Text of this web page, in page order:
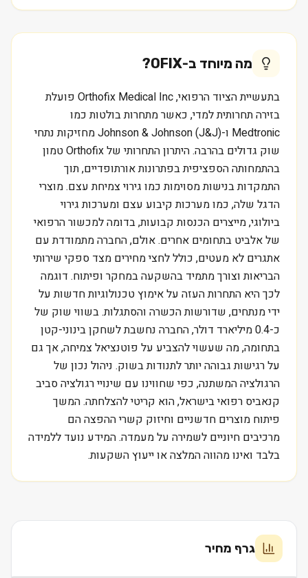
מה מיוחד ב-OFIX
?
בתעשיית הציוד הרפואי, Orthofix Medical Inc פועלת
בזירה תחרותית למדי, כאשר מתחרות בולטות כמו
Medtronic ו-Johnson & Johnson (J&J) מחזיקות נתחי
שוק גדולים בהרבה. היתרון התחרותי של Orthofix טמון
בהתמחותה הספציפית בפתרונות אורתופדיים, תוך
התמקדות בנישות מסוימות כמו גירוי צמיחת עצם. מוצרי
הדגל שלה, כמו מערכות קיבוע עצם ומערכות גירוי
ביולוגי, מייצרים הכנסות קבועות, בדומה למכשור הרפואי
של אלביט בתחומים אחרים. אולם, החברה מתמודדת עם
אתגרים לא מעטים, כולל לחצי מחירים מצד ספקי שירותי
הבריאות וצורך מתמיד בהשקעה במחקר ופיתוח. דוגמה
לכך היא התחרות העזה על אימוץ טכנולוגיות חדשות על
ידי מנתחים, שדורשות הכשרה והסתגלות. בשווי שוק של
כ-0.4 מיליארד דולר, החברה נחשבת לשחקן בינוני-קטן
בתחומה, מה שעשוי להצביע על פוטנציאל צמיחה, אך גם
על רגישות גבוהה יותר לתנודות בשוק. ניהול נכון של
הרגולציה המשתנה, כפי שחווינו עם שינויי רגולציה סביב
קנאביס רפואי בישראל, הוא קריטי להצלחתה. המשך
פיתוח מוצרים חדשניים וחיזוק קשרי ההפצה הם
מרכיבים חיוניים לשמירה על מעמדה. המידע נועד ללמידה
בלבד ואינו מהווה המלצה או ייעוץ השקעות.
גרף מחיר